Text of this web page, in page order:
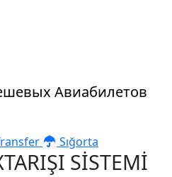
Sığorta
SİSTEMİ